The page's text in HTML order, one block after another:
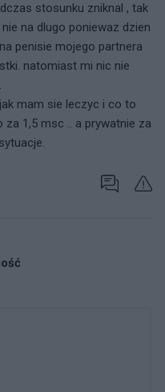
stosunku zniknal , tak
na dlugo poniewaz dzien
penisie mojego partnera
natomiast mi nic nie
mam sie leczyc i co to
1,5 msc .. a prywatnie za